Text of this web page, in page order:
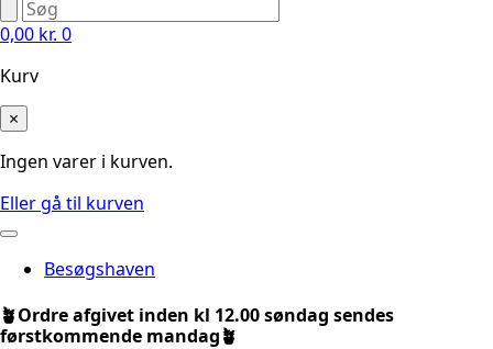
0,00 kr. 0
Kurv
×
Ingen varer i kurven.
Eller gå til kurven
Besøgshaven
🪴Ordre afgivet inden kl 12.00 søndag sendes
førstkommende mandag🪴